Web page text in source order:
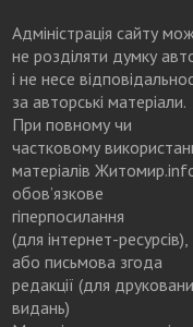
Адміністрація сайту
не розділяти думку
і не несе
за авторські матеріали.
При повному чи
частковому
матеріалів
обов’язкове
гіперпосилання
(для інтернет-ресурсів),
або письмова згода
редакції (для
видань)